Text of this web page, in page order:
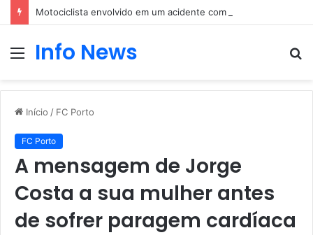
Motociclista envolvido em um acidente com um carro
Menu
Info News
Início / FC Porto
FC Porto
A mensagem de Jorge
Costa a sua mulher antes
de sofrer paragem cardíaca